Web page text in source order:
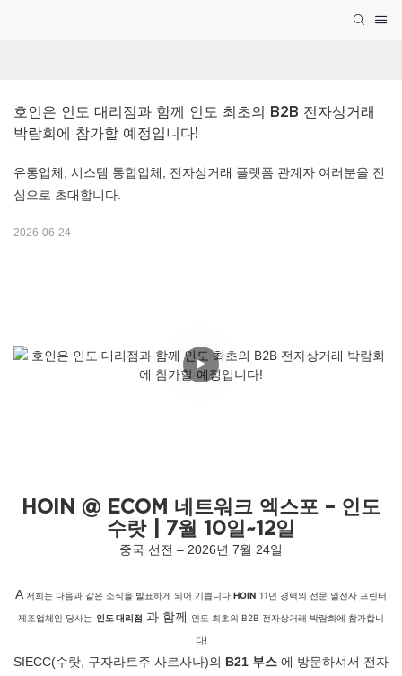
호인은 인도 대리점과 함께 인도 최초의 B2B 전자상거래
박람회에 참가할 예정입니다!
유통업체, 시스템 통합업체, 전자상거래 플랫폼 관계자 여러분을 진
심으로 초대합니다.
2026-06-24
HOIN @ ECOM 네트워크 엑스포 – 인도
수랏 | 7월 10일~12일
중국 선전 – 2026년 7월 24일
A 저희는 다음과 같은 소식을 발표하게 되어 기쁩니다. HOIN 11년 경력의 전문 열전사 프린터
제조업체인 당사는 인도 대리점 과 함께 인도 최초의 B2B 전자상거래 박람회에 참가합니
다!
SIECC(수랏, 구자라트주 사르사나)의 B21 부스 에 방문하셔서 전자